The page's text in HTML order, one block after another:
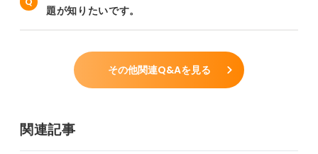
題が知りたいです。
その他関連Q&Aを見る
関連記事